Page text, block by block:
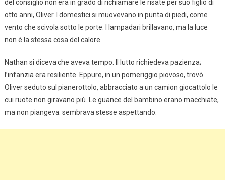
del consiglio non era in grado di richiamare le risate per suo figlio di
otto anni, Oliver. I domestici si muovevano in punta di piedi, come
vento che scivola sotto le porte. I lampadari brillavano, ma la luce
non è la stessa cosa del calore.
Nathan si diceva che aveva tempo. Il lutto richiedeva pazienza;
l’infanzia era resiliente. Eppure, in un pomeriggio piovoso, trovò
Oliver seduto sul pianerottolo, abbracciato a un camion giocattolo le
cui ruote non giravano più. Le guance del bambino erano macchiate,
ma non piangeva: sembrava stesse aspettando.